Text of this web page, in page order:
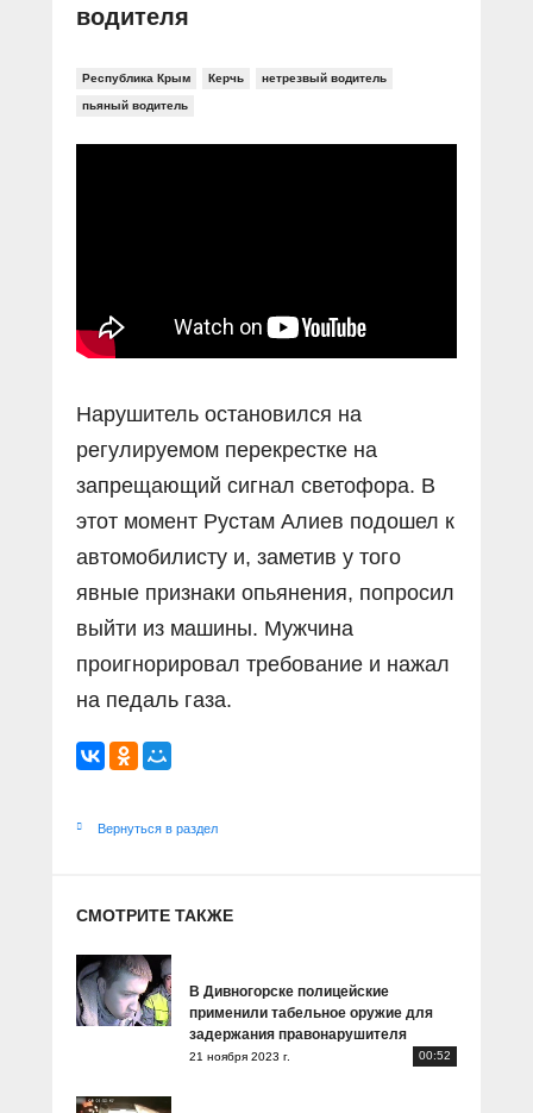
водителя
Республика Крым Керчь нетрезвый водитель
пьяный водитель
Нарушитель остановился на
регулируемом перекрестке на
запрещающий сигнал светофора. В
этот момент Рустам Алиев подошел к
автомобилисту и, заметив у того
явные признаки опьянения, попросил
выйти из машины. Мужчина
проигнорировал требование и нажал
на педаль газа.
Вернуться в раздел
СМОТРИТЕ ТАКЖЕ
В Дивногорске полицейские
применили табельное оружие для
задержания правонарушителя
21 ноября 2023 г. 00:52